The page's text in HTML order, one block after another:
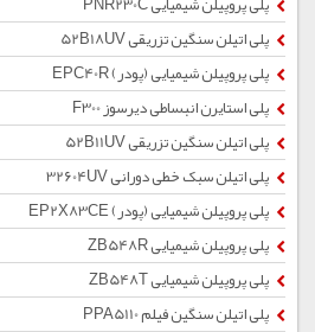
پلی اتیلن سنگین تزریقی 52B18UV
پلی پروپیلن شیمیایی (پودر) EPC40R
پلی استایرن انبساطی دیرسوز F300
پلی اتیلن سنگین تزریقی 52B11UV
پلی اتیلن سبک خطی دورانی 32604UV
پلی پروپیلن شیمیایی (پودر) EP2X83CE
پلی پروپیلن شیمیایی ZB548R
پلی پروپیلن شیمیایی ZB548T
پلی اتیلن سنگین فیلم PPA5110